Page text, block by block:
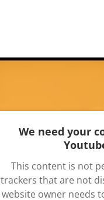
We need your
This content is not
trackers that are not
website owner needs